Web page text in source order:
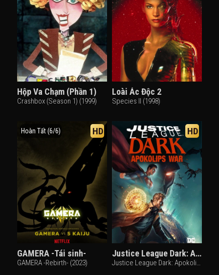
Hộp Va Chạm (Phần 1)
Crashbox (Season 1) (1999)
Loài Ác Độc 2
Species II (1998)
Hoàn Tất (6/6) HD
GAMERA -Tái sinh-
GAMERA -Rebirth- (2023)
HD
Justice League Dark: Apokolips War
Justice League Dark: Apokolips War (2020)